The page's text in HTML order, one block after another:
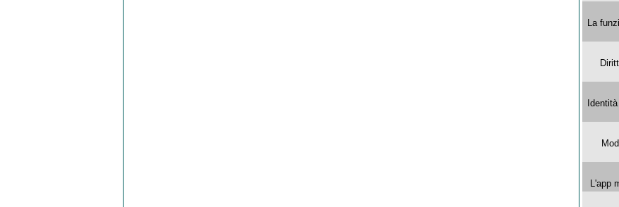
La
L'app